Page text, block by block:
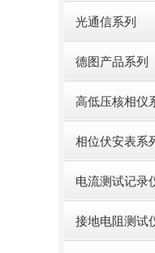
光通信系列
德图产品系列
高低压核相仪
相位伏安表系
电流测试记录
接地电阻测试